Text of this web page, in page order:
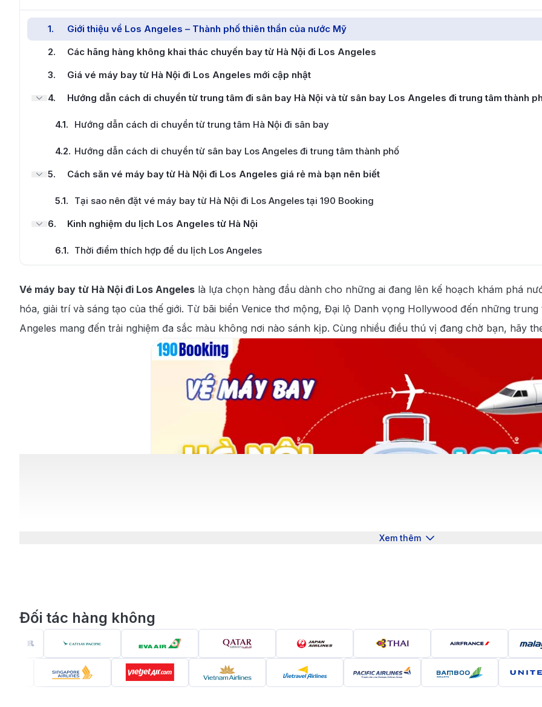
1.
Giới thiệu về Los Angeles – Thành phố thiên thần của nước Mỹ
2.
Các hãng hàng không khai thác chuyến bay từ Hà Nội đi Los Angeles
3.
Giá vé máy bay từ Hà Nội đi Los Angeles mới cập nhật
4. Hướng dẫn cách di chuyển từ trung tâm đi sân bay Hà Nội và từ sân bay Los Angeles đi trung tâm thành
4.1. Hướng dẫn cách di chuyển từ trung tâm Hà Nội đi sân bay
4.2. Hướng dẫn cách di chuyển từ sân bay Los Angeles đi trung tâm thành phố
5. Cách săn vé máy bay từ Hà Nội đi Los Angeles giá rẻ mà bạn nên biết
5.1.
Tại sao nên đặt vé máy bay từ Hà Nội đi Los Angeles tại 190 Booking
6. Kinh nghiệm du lịch Los Angeles từ Hà Nội
6.1. Thời điểm thích hợp để du lịch Los Angeles
6.3 . Thưởng thức các món ăn đặc trưng tại Los Angeles
Vé máy bay từ Hà Nội đi Los Angeles là lựa chọn hàng đầu dành cho những ai đang lên kế hoạch khám phá
hóa, giải trí và sáng tạo của thế giới. Từ bãi biển Venice thơ mộng, Đại lộ Danh vọng Hollywood đến những
Angeles mang đến trải nghiệm đa sắc màu không nơi nào sánh kịp. Cùng nhiều điều thú vị đang chờ bạn, hãy
Xem thêm
Đối tác hàng không